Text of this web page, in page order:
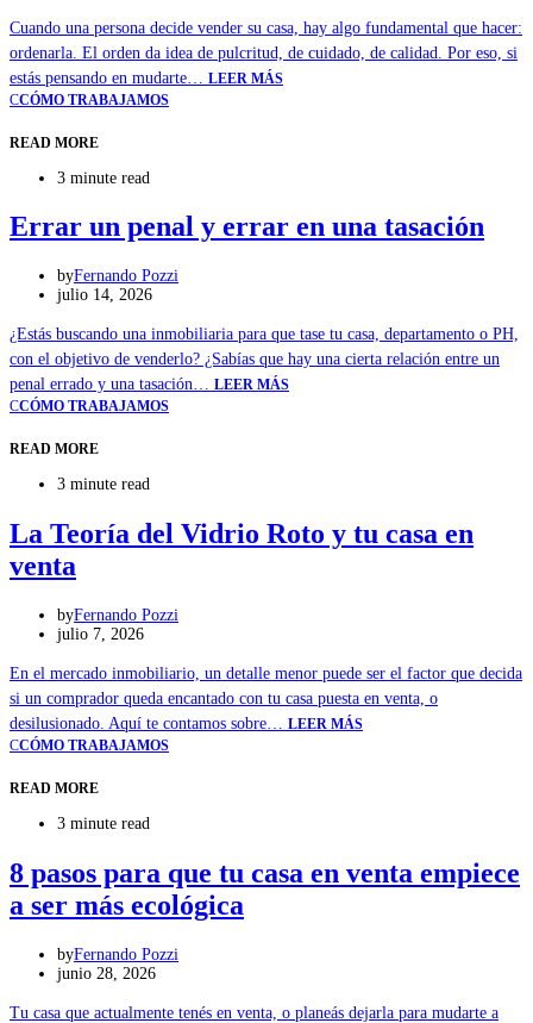
Cuando una persona decide vender su casa, hay algo fundamental que hacer:
ordenarla. El orden da idea de pulcritud, de cuidado, de calidad. Por eso, si
estás pensando en mudarte… LEER MÁS
CCÓMO TRABAJAMOS
READ MORE
3 minute read
Errar un penal y errar en una tasación
byFernando Pozzi
julio 14, 2026
¿Estás buscando una inmobiliaria para que tase tu casa, departamento o PH,
con el objetivo de venderlo? ¿Sabías que hay una cierta relación entre un
penal errado y una tasación… LEER MÁS
CCÓMO TRABAJAMOS
READ MORE
3 minute read
La Teoría del Vidrio Roto y tu casa en
venta
byFernando Pozzi
julio 7, 2026
En el mercado inmobiliario, un detalle menor puede ser el factor que decida
si un comprador queda encantado con tu casa puesta en venta, o
desilusionado. Aquí te contamos sobre… LEER MÁS
CCÓMO TRABAJAMOS
READ MORE
3 minute read
8 pasos para que tu casa en venta empiece
a ser más ecológica
byFernando Pozzi
junio 28, 2026
Tu casa que actualmente tenés en venta, o planeás dejarla para mudarte a